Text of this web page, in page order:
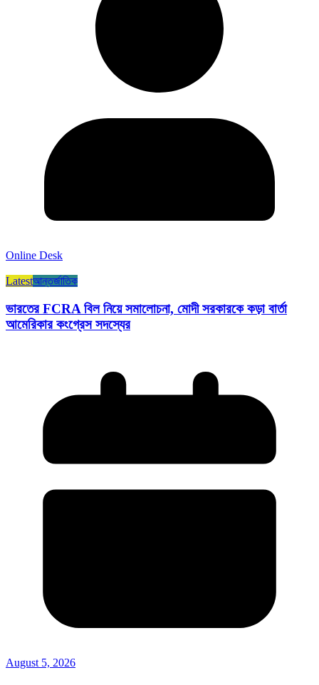
Online Desk
Latestআন্তর্জাতিক
ভারতের FCRA বিল নিয়ে সমালোচনা, মোদী সরকারকে কড়া বার্তা
আমেরিকার কংগ্রেস সদস্যের
August 5, 2026